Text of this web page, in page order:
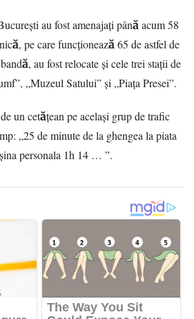
au fost amenajați până acum 58
pe care funcționează 65 de astfel de
au fost relocate și cele trei stații de
„Muzeul Satului” și „Piața Presei”.
un cetățean pe același grup de trafic
„25 de minute de la ghengea la piata
personala 1h 14 … ”.